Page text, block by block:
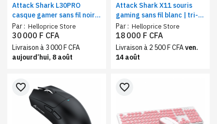
Attack Shark L30PRO
casque gamer sans fil noir|
tri-mode, son surround 7.1,
ergonomique
Par : Helloprice Store
30 000 F CFA
Livraison à 3 000 F CFA
aujourd’hui, 8 août
Attack Shark X11 souris
gaming sans fil blanc | tri-
mode, recharge
magnétique dock RGB
Par : Helloprice Store
18 000 F CFA
Livraison à 2 500 F CFAven.
14 août
favorite_border favorite_border